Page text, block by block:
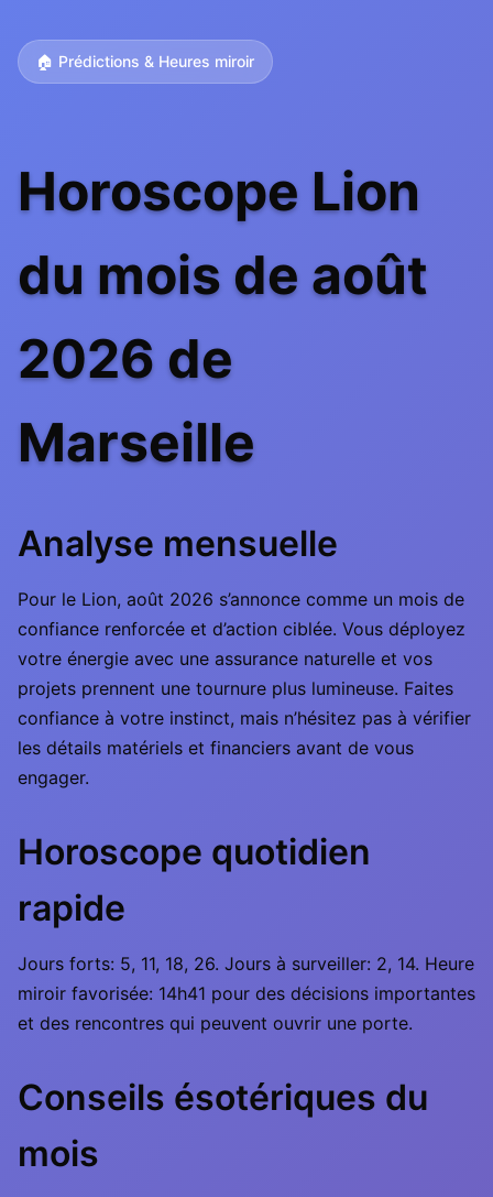
🏠 Prédictions & Heures miroir
Horoscope Lion
du mois de août
2026 de
Marseille
Analyse mensuelle
Pour le Lion, août 2026 s’annonce comme un mois de
confiance renforcée et d’action ciblée. Vous déployez
votre énergie avec une assurance naturelle et vos
projets prennent une tournure plus lumineuse. Faites
confiance à votre instinct, mais n’hésitez pas à vérifier
les détails matériels et financiers avant de vous
engager.
Horoscope quotidien
rapide
Jours forts: 5, 11, 18, 26. Jours à surveiller: 2, 14. Heure
miroir favorisée: 14h41 pour des décisions importantes
et des rencontres qui peuvent ouvrir une porte.
Conseils ésotériques du
mois